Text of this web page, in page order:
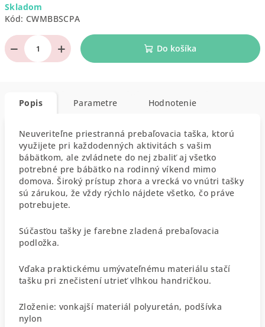
cena:
Skladom
Kód: CWMBBSCPA
+
− Do košíka
Popis Parametre Hodnotenie
Neuveriteľne priestranná prebaľovacia taška, ktorú
využijete pri každodenných aktivitách s vašim
bábätkom, ale zvládnete do nej zbaliť aj všetko
potrebné pre bábätko na rodinný víkend mimo
domova. Široký prístup zhora a vrecká vo vnútri tašky
sú zárukou, že vždy rýchlo nájdete všetko, čo práve
potrebujete.
Súčasťou tašky je farebne zladená prebaľovacia
podložka.
Vďaka praktickému umývateľnému materiálu stačí
tašku pri znečistení utrieť vlhkou handričkou.
Zloženie: vonkajší materiál polyuretán, podšívka
nylon